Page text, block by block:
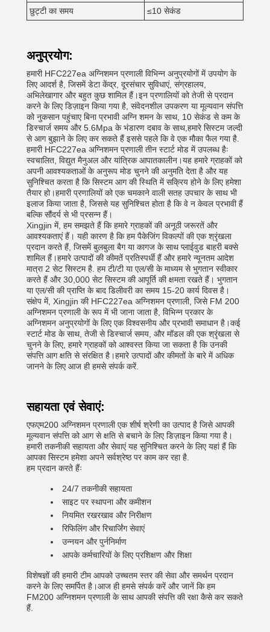
छुट्टी का समय ≤10 सेकंड
अनुप्रयोग:
हमारी HFC227ea अग्निशमन प्रणाली विभिन्न अनुप्रयोगों में उपयोग के
लिए आदर्श है, जिसमें डेटा केंद्र, दूरसंचार सुविधाएं, संग्रहालय,
अभिलेखागार और बहुत कुछ शामिल हैं।इन प्रणालियों को तेजी से प्रदान
करने के लिए डिज़ाइन किया गया है, संवेदनशील उपकरण या मूल्यवान संपत्ति
को नुकसान पहुंचाए बिना प्रभावी अग्नि शमन के साथ, 10 सेकंड से कम के
डिस्चार्ज समय और 5.6Mpa के भंडारण दबाव के साथ,हमारे सिस्टम जल्दी
से आग बुझाने के लिए कर सकते हैं इससे पहले कि वे एक मौका फैल गया है.
हमारी HFC227ea अग्निशमन प्रणाली तीन स्टार्ट मोड में उपलब्ध हैः
स्वचालित, विद्युत मैनुअल और यांत्रिक आपातकालीन।यह हमारे ग्राहकों को
अपनी आवश्यकताओं के अनुरूप मोड चुनने की अनुमति देता है और यह
सुनिश्चित करता है कि सिस्टम आग की स्थिति में सक्रिय होने के लिए हमेशा
तैयार हो।हमारी प्रणालियों को एक चमकाने वाली सतह उपचार के साथ भी
इलाज किया जाता है, जिससे यह सुनिश्चित होता है कि वे न केवल प्रभावी हैं
बल्कि सौंदर्य से भी प्रसन्न हैं।
Xingjin में, हम समझते हैं कि हमारे ग्राहकों की अनूठी जरूरतें और
आवश्यकताएं हैं। यही कारण है कि हम पैकेजिंग विकल्पों की एक श्रृंखला
प्रदान करते हैं, जिसमें बुलबुला बैग या कागज के साथ प्लाईवुड बाहरी बक्से
शामिल हैं।हमारे उत्पादों की कीमतें प्रतिस्पर्धी हैं और हमारे न्यूनतम आदेश
मात्रा 2 सेट सिस्टम है. हम टी/टी या एल/सी के माध्यम से भुगतान स्वीकार
करते हैं और 30,000 सेट सिस्टम की आपूर्ति की क्षमता रखते हैं। भुगतान
या एल/सी की प्राप्ति के बाद डिलीवरी का समय 15-20 कार्य दिवस है।
संक्षेप में, Xingjin की HFC227ea अग्निशमन प्रणाली, जिसे FM 200
अग्निशमन प्रणाली के रूप में भी जाना जाता है, विभिन्न प्रकार के
अग्निशमन अनुप्रयोगों के लिए एक विश्वसनीय और प्रभावी समाधान है।कई
स्टार्ट मोड के साथ, तेजी से डिस्चार्ज समय, और मॉडल की एक श्रृंखला से
चुनने के लिए, हमारे ग्राहकों को आश्वस्त किया जा सकता है कि उनकी
संपत्ति आग क्षति से संरक्षित है।हमारे उत्पादों और कीमतों के बारे में अधिक
जानने के लिए आज ही हमसे संपर्क करें.
सहायता एवं सेवाएं:
एफएम200 अग्निशमन प्रणाली एक शीर्ष श्रेणी का उत्पाद है जिसे आपकी
मूल्यवान संपत्ति को आग से क्षति से बचाने के लिए डिज़ाइन किया गया है।
हमारी तकनीकी सहायता और सेवाएं यह सुनिश्चित करने के लिए यहां हैं कि
आपका सिस्टम हमेशा अपने सर्वश्रेष्ठ पर काम कर रहा है.
हम प्रदान करते हैंः
24/7 तकनीकी सहायता
साइट पर स्थापना और कमीशन
नियमित रखरखाव और निरीक्षण
रिफिलिंग और रिचार्जिंग सेवाएं
उन्नयन और पुर्ननिर्माण
आपके कर्मचारियों के लिए प्रशिक्षण और शिक्षा
विशेषज्ञों की हमारी टीम आपको उच्चतम स्तर की सेवा और समर्थन प्रदान
करने के लिए समर्पित है।आज ही हमसे संपर्क करें और जानें कि हम
FM200 अग्निशमन प्रणाली के साथ आपकी संपत्ति की रक्षा कैसे कर सकते
हैं.